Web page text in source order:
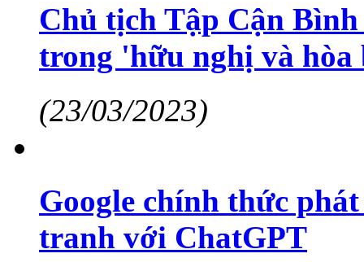
Chủ tịch Tập Cận
trong 'hữu nghị và
(23/03/2023)
Google chính thức
tranh với ChatGPT